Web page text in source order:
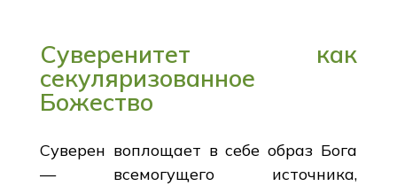
Суверенитет как
секуляризованное
Божество
Суверен воплощает в себе образ Бога
— всемогущего источника,